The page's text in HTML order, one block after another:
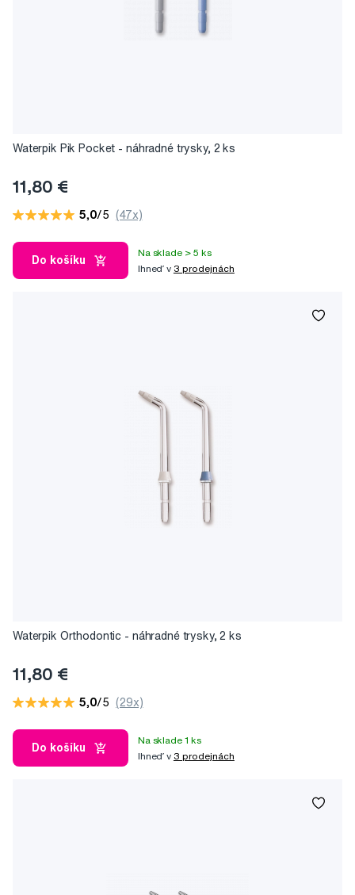
Waterpik Pik Pocket - náhradné trysky, 2 ks
11,80 €
5,0/5 (47x)
Do košíku
Na sklade > 5 ks
Ihneď v 3 prodejnách
Waterpik Orthodontic - náhradné trysky, 2 ks
11,80 €
5,0/5 (29x)
Do košíku
Na sklade 1 ks
Ihneď v 3 prodejnách